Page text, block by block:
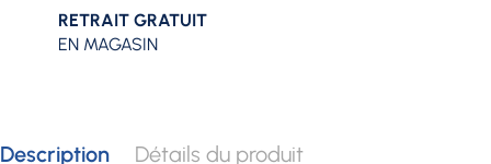
RETRAIT GRATUIT
EN MAGASIN
Description Détails du produit